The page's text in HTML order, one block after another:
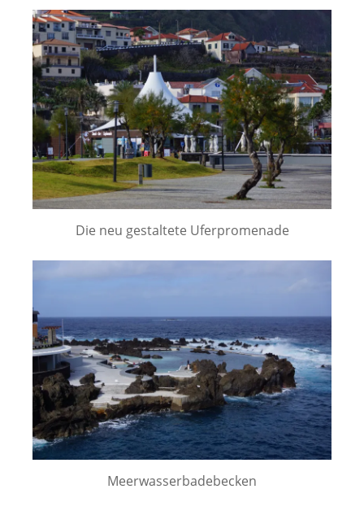
Die neu gestaltete Uferpromenade
Meerwasserbadebecken